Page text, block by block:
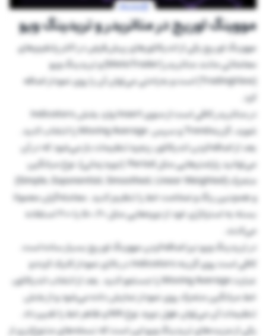
مووینگ اوریج در متاتریدر و تریدینگ ویو
مووینگ اوریج یکی از اندیکاتورهای پیش‌فرض در اکثر پلتفرم‌های
معاملاتی مانند متاتریدر (MetaTrader) و تریدینگ ویو
(TradingView) است و به‌راحتی می‌توان آن را روی نمودار اضافه
کرد.
در متاتریدر کافی است از منوی Insert وارد بخش Indicators
شوید، گزینهTrend و سپس Moving Average را انتخاب کنید.
بعد از اضافه‌کردن اندیکاتور، پنجره تنظیمات باز می‌شود که در آن
می‌توانید پارامترهایی مثل Period (دوره زمانی)، نوع میانگین
متحرک (Simple، Exponential، Smoothed، Linear Weighted)
و همچنین رنگ و ضخامت خط را تنظیم کنید. معامله‌گران معمولا
بسته به استراتژی خود از دوره‌هایی مثل 20، 50 یا 200 استفاده
می‌کنند.
در تریدینگ ویو نیز اضافه‌کردن مووینگ اوریج بسیار ساده است.
کافی است روی گزینه Indicators در بالای نمودار کلیک کرده و
عبارت Moving Average را جستجو کنید. بعد از انتخاب اندیکاتور،
خط میانگین متحرک روی نمودار نمایش داده می‌شود و از بخش
تنظیمات آن می‌توان طول دوره، نوع MA و ظاهر خط را تغییر داد.
یکی از مزیت‌های تریدینگ ویو این است که نسخه‌های متنوع‌تری از